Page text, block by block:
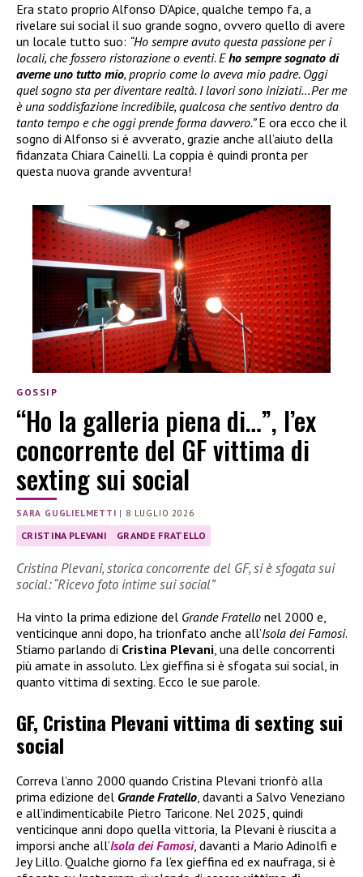
Era stato proprio Alfonso D’Apice, qualche tempo fa, a
rivelare sui social il suo grande sogno, ovvero quello di avere
un locale tutto suo: “Ho sempre avuto questa passione per i
locali, che fossero ristorazione o eventi. Eho sempre sognato di
averne uno tutto mio, proprio come lo aveva mio padre. Oggi
quel sogno sta per diventare realtà. I lavori sono iniziati…Per me
è una soddisfazione incredibile, qualcosa che sentivo dentro da
tanto tempo e che oggi prende forma davvero.”E ora ecco che il
sogno di Alfonso si è avverato, grazie anche all’aiuto della
fidanzata Chiara Cainelli. La coppia è quindi pronta per
questa nuova grande avventura!
GOSSIP
“Ho la galleria piena di…”, l’ex
concorrente del GF vittima di
sexting sui social
SARA GUGLIELMETTI | 8 LUGLIO 2026
CRISTINA PLEVANI GRANDE FRATELLO
Cristina Plevani, storica concorrente del GF, si è sfogata sui
social: “Ricevo foto intime sui social”
Ha vinto la prima edizione del Grande Fratello nel 2000 e,
venticinque anni dopo, ha trionfato anche all’Isola dei Famosi.
Stiamo parlando di Cristina Plevani , una delle concorrenti
più amate in assoluto. L’ex gieffina si è sfogata sui social, in
quanto vittima di sexting. Ecco le sue parole.
GF, Cristina Plevani vittima di sexting sui
social
Correva l’anno 2000 quando Cristina Plevani trionfò alla
prima edizione del Grande Fratello , davanti a Salvo Veneziano
e all’indimenticabile Pietro Taricone. Nel 2025, quindi
venticinque anni dopo quella vittoria, la Plevani è riuscita a
imporsi anche all’Isola dei Famosi, davanti a Mario Adinolfi e
Jey Lillo. Qualche giorno fa l’ex gieffina ed ex naufraga, si è